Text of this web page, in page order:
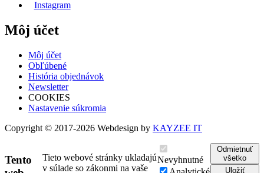
Instagram
Môj účet
Môj účet
Obľúbené
História objednávok
Newsletter
COOKIES
Nastavenie súkromia
Copyright © 2017-2026 Webdesign by KAYZEE IT
Tento
Tieto webové stránky ukladajú
v súlade so zákonmi na vaše
Nevyhnutné
Odmietnuť
všetko
Uložiť